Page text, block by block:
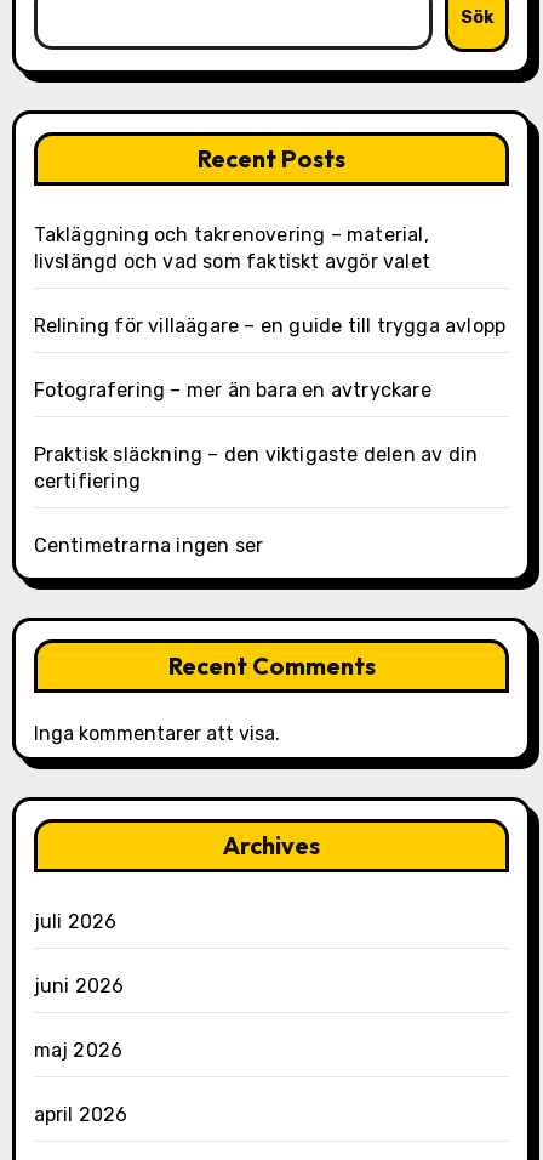
Sök
Recent Posts
Takläggning och takrenovering – material,
livslängd och vad som faktiskt avgör valet
Relining för villaägare – en guide till trygga avlopp
Fotografering – mer än bara en avtryckare
Praktisk släckning – den viktigaste delen av din
certifiering
Centimetrarna ingen ser
Recent Comments
Inga kommentarer att visa.
Archives
juli 2026
juni 2026
maj 2026
april 2026